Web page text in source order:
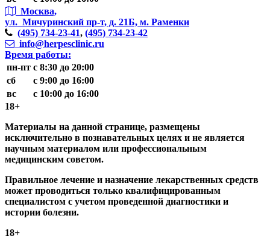
Москва,
ул. Мичуринский пр-т, д. 21Б, м. Раменки
(495) 734-23-41, (495) 734-23-42
info@herpesclinic.ru
Время работы:
пн-пт с 8:30 до 20:00
сб
с 9:00 до 16:00
вс
с 10:00 до 16:00
18+
Материалы на данной странице, размещены
исключительно в познавательных целях и не является
научным материалом или профессиональным
медицинским советом.
Правильное лечение и назначение лекарственных средств
может проводиться только квалифицированным
специалистом с учетом проведенной диагностики и
истории болезни.
18+